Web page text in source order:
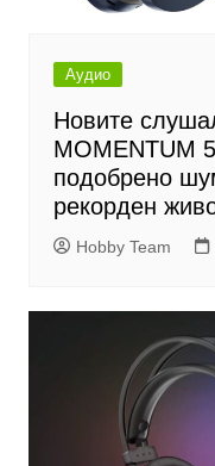
Аудио
Новите
MOMENTUM
подобрено
рекорден
Hobby Team